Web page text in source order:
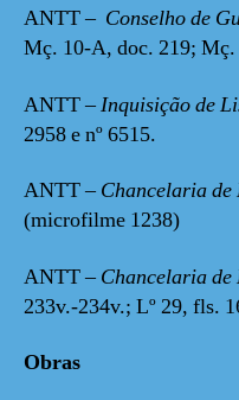
ANTT – Conselho de
Mç. 10-A, doc. 219;
ANTT –Inquisição de
2958 e nº 6515.
ANTT –Chancelaria
(microfilme 1238)
ANTT –Chancelaria
233v.-234v.; Lº 29, fls.
Obras